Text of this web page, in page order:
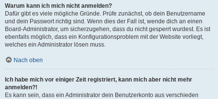
Warum kann ich mich nicht anmelden?
Dafür gibt es viele mögliche Gründe. Prüfe zunächst, ob dein Benutzername
und dein Passwort richtig sind. Wenn dies der Fall ist, wende dich an einen
Board-Administrator, um sicherzugehen, dass du nicht gesperrt wurdest. Es ist
ebenfalls möglich, dass ein Konfigurationsproblem mit der Website vorliegt,
welches ein Administrator lösen muss.
Nach oben
Ich habe mich vor einiger Zeit registriert, kann mich aber nicht mehr
anmelden?!
Es kann sein, dass ein Administrator dein Benutzerkonto aus verschieden